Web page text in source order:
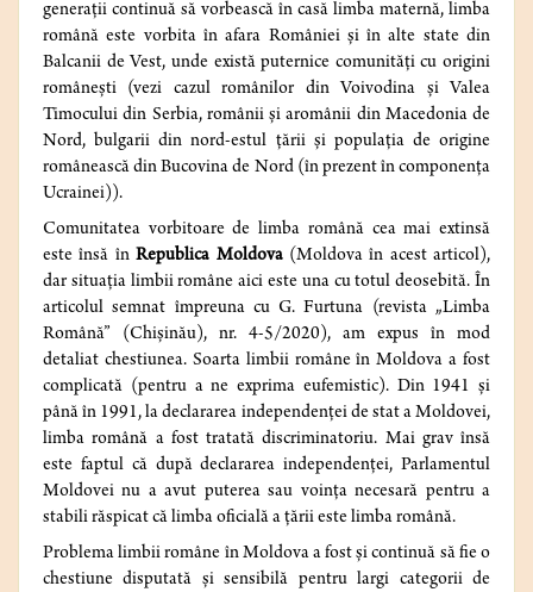
generații continuă să vorbească în casă limba maternă, limba
română este vorbita în afara României și în alte state din
Balcanii de Vest, unde există puternice comunități cu origini
românești (vezi cazul românilor din Voivodina și Valea
Timocului din Serbia, românii și aromânii din Macedonia de
Nord, bulgarii din nord-estul țării și populația de origine
românească din Bucovina de Nord (în prezent în componența
Ucrainei)).
Comunitatea vorbitoare de limba română cea mai extinsă
este însă înRepublica Moldova(Moldova în acest articol),
dar situația limbii române aici este una cu totul deosebită. În
articolul semnat împreuna cu G. Furtuna (revista „Limba
Română” (Chișinău), nr. 4-5/2020), am expus în mod
detaliat chestiunea. Soarta limbii române în Moldova a fost
complicată (pentru a ne exprima eufemistic). Din 1941 și
până în 1991, la declararea independenței de stat a Moldovei,
limba română a fost tratată discriminatoriu. Mai grav însă
este faptul că după declararea independenței, Parlamentul
Moldovei nu a avut puterea sau voința necesară pentru a
stabili răspicat că limba oficială a țării este limba română.
Problema limbii române în Moldova a fost și continuă să fie o
chestiune disputată și sensibilă pentru largi categorii de